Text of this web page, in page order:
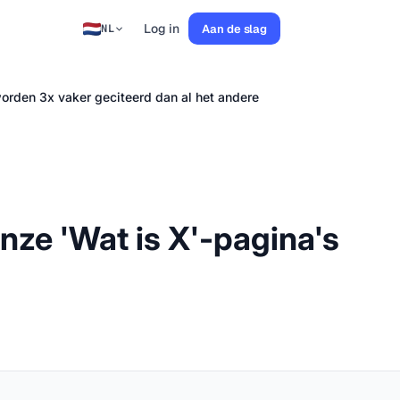
NL Log in Aan de slag
3x vaker geciteerd dan al het andere
'Wat is X'-pagina's